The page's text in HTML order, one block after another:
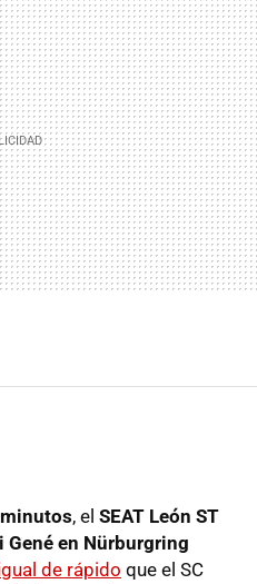
MAIL
, el SEAT León ST
Gené en Nürburgring
de rápido que el SC